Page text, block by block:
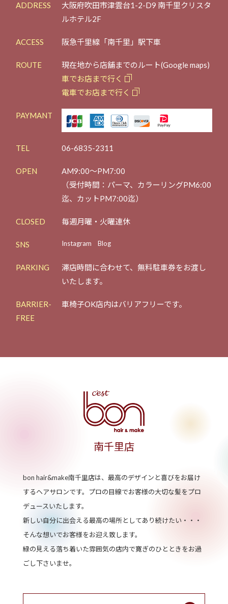
ADDRESS
大阪府吹田市津雲台1-2-D9 南千里クリスタ
ルホテル2F
ACCESS 阪急千里線「南千里」駅下車
ROUTE
現在地から店舗までのルート(Google maps)
車でお店まで行く
電車でお店まで行く
PAYMANT
TEL 06-6835-2311
OPEN
AM9:00～PM7:00
（受付時間：パーマ、カラーリングPM6:00
迄、カットPM7:00迄）
CLOSED 毎週月曜・火曜連休
SNS Instagram Blog
PARKING 滞店時間に合わせて、 無料駐車券をお渡し
いたします。
BARRIER-
FREE
車椅子OK店内はバリアフリーです。
南千里店
bon hair&make南千里店は、最高のデザインと喜びをお届け
するヘアサロンです。 プロの目線でお客様の大切な髪をプロ
デュースいたします。
新しい自分に出会える最高の場所としてあり続けたい・・・
そんな想いでお客様をお迎え致します。
緑の見える落ち着いた雰囲気の店内で寛ぎのひとときをお過
ごし下さいませ。